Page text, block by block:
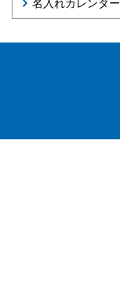
名入れカレンダー